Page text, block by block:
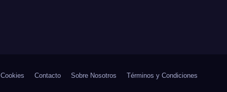
Contacto Sobre Nosotros Términos y Condiciones